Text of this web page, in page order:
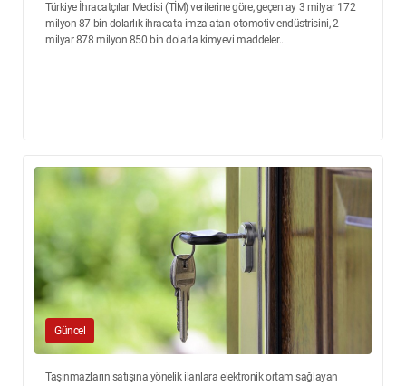
Türkiye İhracatçılar Meclisi (TİM) verilerine göre, geçen ay 3 milyar 172
milyon 87 bin dolarlık ihracata imza atan otomotiv endüstrisini, 2
milyar 878 milyon 850 bin dolarla kimyevi maddeler...
Güncel
Taşınmazların satışına yönelik ilanlara elektronik ortam sağlayan